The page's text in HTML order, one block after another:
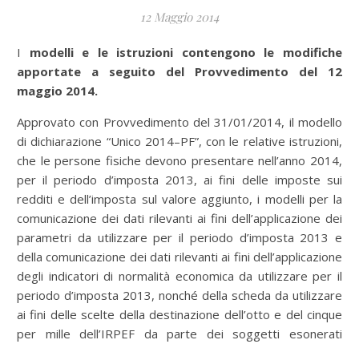
12 Maggio 2014
I modelli e le istruzioni contengono le modifiche
apportate a seguito del Provvedimento del 12
maggio 2014.
Approvato con Provvedimento del 31/01/2014, il modello
di dichiarazione “Unico 2014–PF”, con le relative istruzioni,
che le persone fisiche devono presentare nell’anno 2014,
per il periodo d’imposta 2013, ai fini delle imposte sui
redditi e dell’imposta sul valore aggiunto, i modelli per la
comunicazione dei dati rilevanti ai fini dell’applicazione dei
parametri da utilizzare per il periodo d’imposta 2013 e
della comunicazione dei dati rilevanti ai fini dell’applicazione
degli indicatori di normalità economica da utilizzare per il
periodo d’imposta 2013, nonché della scheda da utilizzare
ai fini delle scelte della destinazione dell’otto e del cinque
per mille dell’IRPEF da parte dei soggetti esonerati